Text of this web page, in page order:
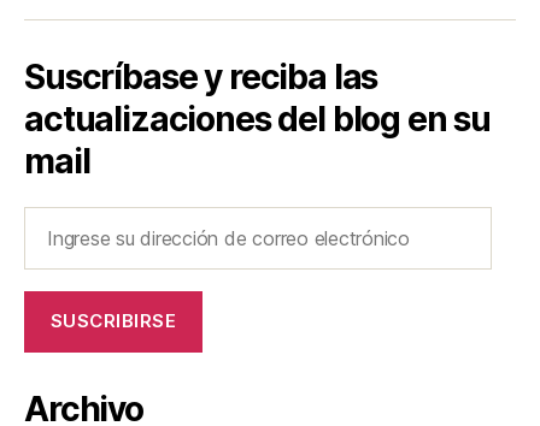
Suscríbase y reciba las
actualizaciones del blog en su
mail
dirección
correo
SUSCRIBIRSE
Archivo